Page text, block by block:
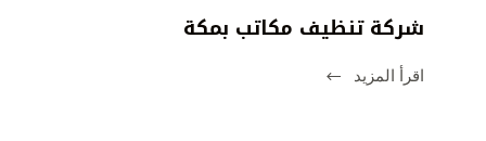
شركة تنظيف مكاتب بمكة
اقرأ المزيد
شركة